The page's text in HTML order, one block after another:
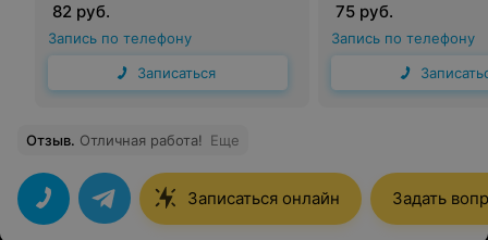
82 руб.
Запись по телефону
Записаться
75 руб.
Запись по телефону
Отзыв. Отличная работа! Еще
Записаться онлайн Задать